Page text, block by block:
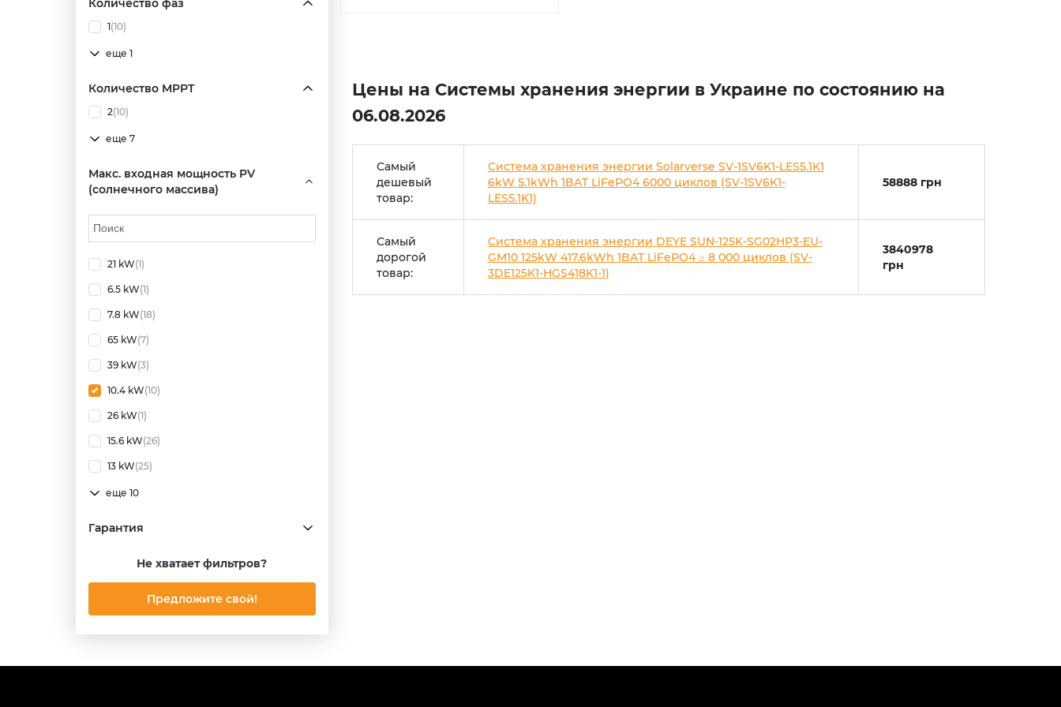
Количество фаз
1(10)
еще 1
Количество MPPT
2(10)
еще 7
Макс. входная мощность PV
(солнечного массива)
21 kW(1)
6.5 kW(1)
7.8 kW(18)
65 kW(7)
39 kW(3)
10.4 kW(10)
26 kW(1)
15.6 kW(26)
13 kW(25)
еще 10
Гарантия
Не хватает фильтров?
Предложите свой!
Цены на Системы хранения энергии в Украине по состоянию на
06.08.2026
Самый
дешевый
товар:
Система хранения энергии Solarverse SV-1SV6K1-LES5.1K1
6kW 5.1kWh 1BAT LiFePO4 6000 циклов (SV-1SV6K1-
LES5.1K1)
58888 грн
Самый
дорогой
товар:
Система хранения энергии DEYE SUN-125K-SG02HP3-EU-
GM10 125kW 417.6kWh 1BAT LiFePO4 ≥ 8 000 циклов (SV-
3DE125K1-HGS418K1-1)
3840978
грн